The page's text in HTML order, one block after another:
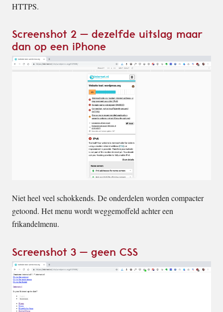
HTTPS.
Screenshot 2 – dezelfde uitslag maar
dan op een iPhone
Niet heel veel schokkends. De onderdelen worden compacter
getoond. Het menu wordt weggemoffeld achter een
frikandelmenu.
Screenshot 3 – geen CSS